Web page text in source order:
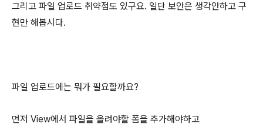
그리고 파일 업로드 취약점도 있구요. 일단 보안은 생각안하고 구
현만 해봅시다.
파일 업로드에는 뭐가 필요할까요?
먼저 View에서 파일을 올려야할 폼을 추가해야하고